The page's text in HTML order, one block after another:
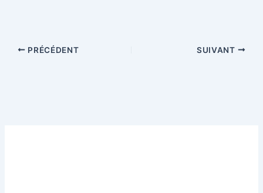
PRÉCÉDENT SUIVANT